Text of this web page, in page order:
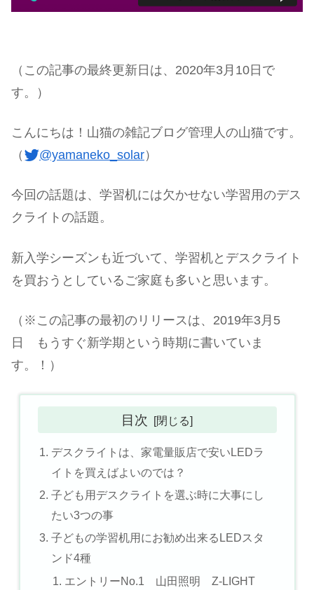
（この記事の最終更新日は、2020年3月10日で
す。）
こんにちは！山猫の雑記ブログ管理人の山猫です。
（
@yamaneko_solar）
今回の話題は、学習机には欠かせない学習用のデス
クライトの話題。
新入学シーズンも近づいて、学習机とデスクライト
を買おうとしているご家庭も多いと思います。
（※この記事の最初のリリースは、2019年3月5
日 もうすぐ新学期という時期に書いていま
す。！）
目次
デスクライトは、家電量販店で安いLEDラ
イトを買えばよいのでは？
子ども用デスクライトを選ぶ時に大事にし
たい3つの事
子どもの学習机用にお勧め出来るLEDスタ
ンド4種
エントリーNo.1 山田照明 Z-LIGHT